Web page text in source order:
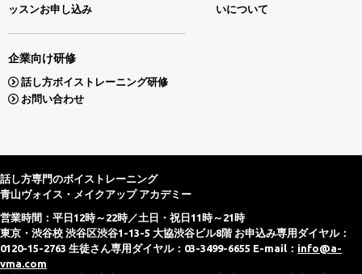
ッスンお申し込み
いについて
企業向け研修
話し方ボイストレーニング研修
お問い合わせ
話し方専門のボイストレーニング
青山ヴォイス・メイクアップ アカデミー
営業時間：平日12時～22時／土日・祝日11時～21時
東京・渋谷校 渋谷区渋谷1-13-5 大協渋谷ビル8階 お申込み専用ダイヤル：
0120-15-2763 生徒さん専用ダイヤル：03-3499-6655 E-mail： info@a-
vma.com